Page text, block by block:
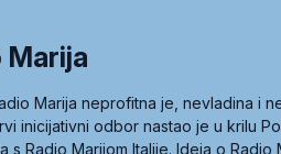
Marija
Marija neprofitna je, nevladina i
inicijativni odbor nastao je u krilu
s Radio Marijom Italije. Ideja o